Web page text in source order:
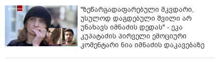
ჩაწყვეტილია და ჩატეხილია დეკორატიული
განათებები, თაბუკაშვილის ქუჩაზე კი დამწვარია
ნაგავშემკრები კონტეინერები. დაზიანებულია გარე
ავეჯი, რომელიც კერძო კომპანიებს, კაფეების
მფლობელებს ნაქირავებ ტერიტორიაზე ჰქონდათ
განთავსებული.
"ზეწარგადაფარებული მკვდარი,
უსულოდ დაგდებული შვილი არ
უნახავს იმნაძის დედას" - ეკა
კუპატაძის პირველი ემოციური
კომენტარი ნია იმნაძის დაკავებაზე